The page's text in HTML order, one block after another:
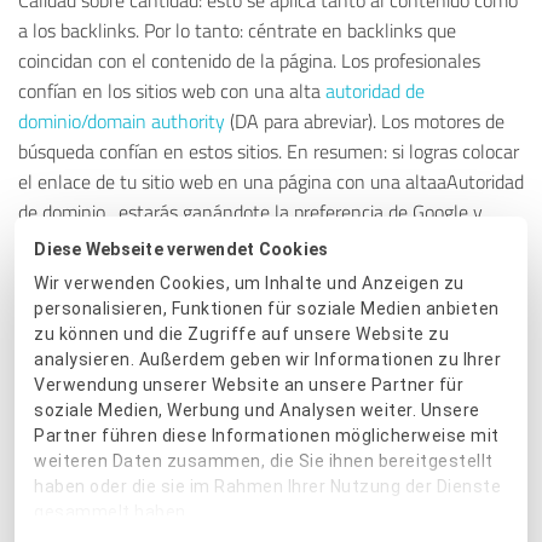
Diese Webseite verwendet Cookies
Wir verwenden Cookies, um Inhalte und Anzeigen zu
personalisieren, Funktionen für soziale Medien anbieten
zu können und die Zugriffe auf unsere Website zu
analysieren. Außerdem geben wir Informationen zu Ihrer
Verwendung unserer Website an unsere Partner für
soziale Medien, Werbung und Analysen weiter. Unsere
Partner führen diese Informationen möglicherweise mit
weiteren Daten zusammen, die Sie ihnen bereitgestellt
haben oder die sie im Rahmen Ihrer Nutzung der Dienste
a los backlinks. Por lo tanto: céntrate en backlinks que
coincidan con el contenido de la página. Los profesionales
confían en los sitios web con una altaautoridad de
dominio/domain authority (DA para abreviar). Los motores de
búsqueda confían en estos sitios. En resumen: si logras colocar
el enlace de tu sitio web en una página con una altaaAutoridad
de dominio , estarás ganándote la preferencia de Google y
otros motores de búsqueda. Con la herramienta
puedes comparar la autoridad de dominio de diferentes sitios
web.
7. Utiliza nombres de archivo y etiquetas ALT
Las imágenes son importantes: gracias a las imágenes, una
página aparece no solo en la búsqueda de texto, sino también